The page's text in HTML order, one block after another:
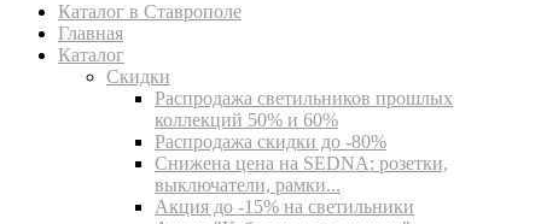
Каталог в Ставрополе
Главная
Каталог
Скидки
Распродажа светильников прошлых
коллекций 50% и 60%
Распродажа скидки до -80%
Cнижена цена на SEDNA: розетки,
выключатели, рамки...
Акция до -15% на светильники